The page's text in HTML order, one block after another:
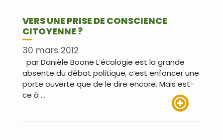
VERS UNE PRISE DE CONSCIENCE
CITOYENNE ?
30 mars 2012
par Danièle Boone L’écologie est la grande
absente du débat politique, c’est enfoncer une
porte ouverte que de le dire encore. Mais est-
ce à …